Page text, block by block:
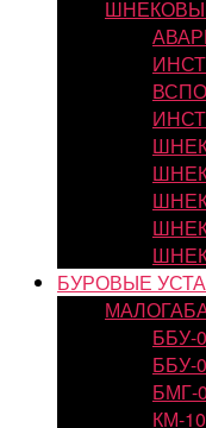
БУРОВЫЕ
ББУ-
ББУ-
БМГ-
КМ-10